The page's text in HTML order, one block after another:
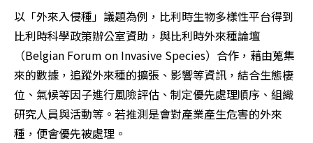
以「外來入侵種」議題為例，比利時生物多樣性平台得到
比利時科學政策辦公室資助，與比利時外來種論壇
（Belgian Forum on Invasive Species）合作，藉由蒐集
來的數據，追蹤外來種的擴張、影響等資訊，結合生態棲
位、氣候等因子進行風險評估、制定優先處理順序、組織
研究人員與活動等。若推測是會對產業產生危害的外來
種，便會優先被處理。